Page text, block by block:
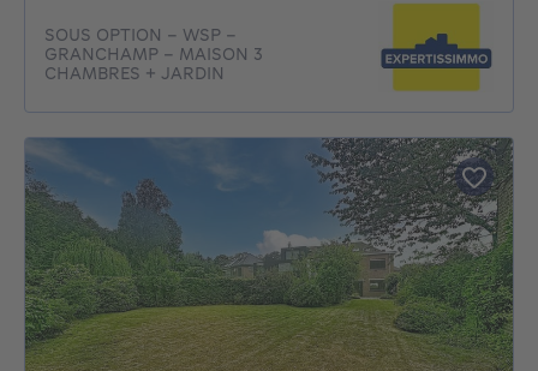
SOUS OPTION - WSP -
GRANCHAMP - MAISON 3
CHAMBRES + JARDIN